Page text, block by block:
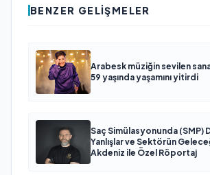
BENZER GELIŞMELER
Arabesk müziğin sevilen
59 yaşında yaşamını yitirdi
Saç Simülasyonunda (SMP)
Yanlışlar ve Sektörün
Akdeniz ile Özel Röportaj